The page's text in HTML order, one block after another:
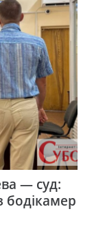
— суд:
бодікамер